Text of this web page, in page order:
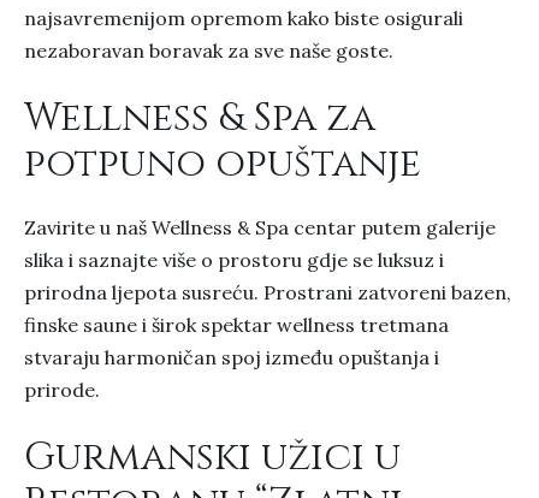
najsavremenijom opremom kako biste osigurali
nezaboravan boravak za sve naše goste.
Wellness & Spa za
potpuno opuštanje
Zavirite u naš Wellness & Spa centar putem galerije
slika i saznajte više o prostoru gdje se luksuz i
prirodna ljepota susreću. Prostrani zatvoreni bazen,
finske saune i širok spektar wellness tretmana
stvaraju harmoničan spoj između opuštanja i
prirode.
Gurmanski užici u